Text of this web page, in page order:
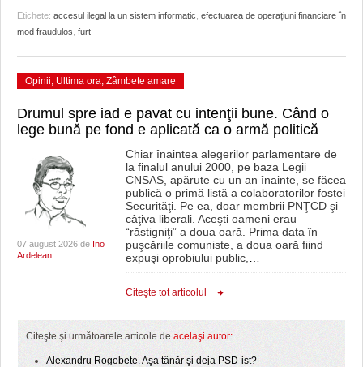
Etichete: accesul ilegal la un sistem informatic efectuarea de operațiuni financiare în
mod fraudulos furt
Opinii, Ultima ora, Zâmbete amare
Drumul spre iad e pavat cu intenţii bune. Când o
lege bună pe fond e aplicată ca o armă politică
07 august 2026 de Ino
Ardelean
Chiar înaintea alegerilor parlamentare de
la finalul anului 2000, pe baza Legii
CNSAS, apărute cu un an înainte, se făcea
publică o primă listă a colaboratorilor fostei
Securităţi. Pe ea, doar membrii PNŢCD şi
câţiva liberali. Aceşti oameni erau
“răstigniţi” a doua oară. Prima data în
puşcăriile comuniste, a doua oară fiind
expuşi oprobiului public,
Citeşte tot articolul
Citeşte şi următoarele articole de acelaşi autor:
Alexandru Rogobete. Aşa tânăr şi deja PSD-ist?